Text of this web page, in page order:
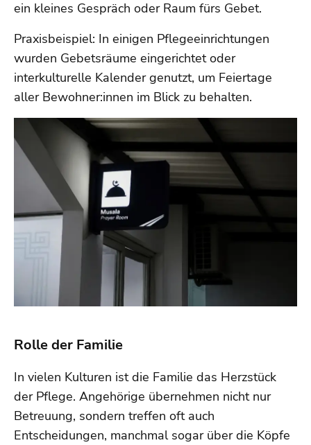
ein kleines Gespräch oder Raum fürs Gebet.
Praxisbeispiel: In einigen Pflegeeinrichtungen
wurden Gebetsräume eingerichtet oder
interkulturelle Kalender genutzt, um Feiertage
aller Bewohner:innen im Blick zu behalten.
Rolle der Familie
In vielen Kulturen ist die Familie das Herzstück
der Pflege. Angehörige übernehmen nicht nur
Betreuung, sondern treffen oft auch
Entscheidungen, manchmal sogar über die Köpfe